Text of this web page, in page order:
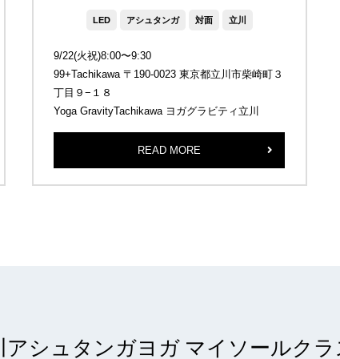
LED アシュタンガ 対面 立川
9/22(火祝)8:00〜9:30
99+Tachikawa 〒190-0023 東京都立川市柴崎町３
丁目９−１８
Yoga GravityTachikawa ヨガグラビティ立川
READ MORE
アシュタンガヨガ マイソールクラ